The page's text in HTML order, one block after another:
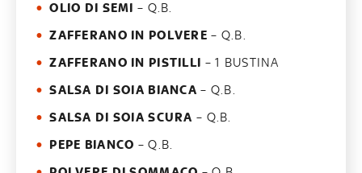
OLIO DI SEMI – Q.B.
ZAFFERANO IN POLVERE – Q.B.
ZAFFERANO IN PISTILLI – 1 BUSTINA
SALSA DI SOIA BIANCA – Q.B.
SALSA DI SOIA SCURA – Q.B.
PEPE BIANCO – Q.B.